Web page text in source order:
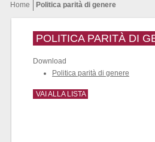
Home Politica parità di genere
POLITICA PARITÀ DI
Download
Politica parità di genere
VAI ALLA LISTA